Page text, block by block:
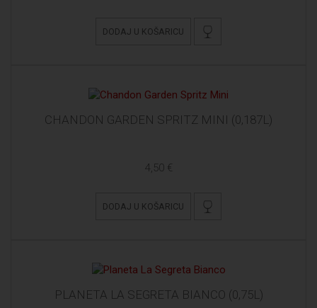
DODAJ U KOŠARICU
CHANDON GARDEN SPRITZ MINI (0,187L)
4,50 €
DODAJ U KOŠARICU
PLANETA LA SEGRETA BIANCO (0,75L)